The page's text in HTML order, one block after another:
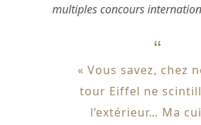
multiples concours
« Vous savez, chez
tour Eiffel ne
l’extérieur… Ma